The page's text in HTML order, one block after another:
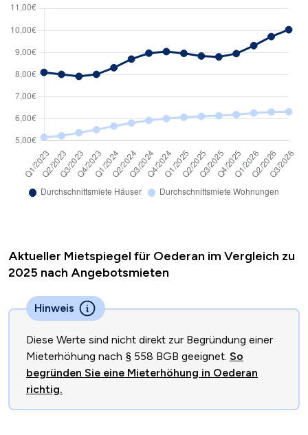
Aktueller Mietspiegel für Oederan im Vergleich zu
2025 nach Angebotsmieten
Hinweis
Diese Werte sind nicht direkt zur Begründung einer
Mieterhöhung nach § 558 BGB geeignet. So
begründen Sie eine Mieterhöhung in Oederan
richtig.